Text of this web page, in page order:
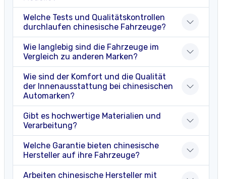
Welche Tests und Qualitätskontrollen
durchlaufen chinesische Fahrzeuge?
Wie langlebig sind die Fahrzeuge im
Vergleich zu anderen Marken?
Wie sind der Komfort und die Qualität
der Innenausstattung bei chinesischen
Automarken?
Gibt es hochwertige Materialien und
Verarbeitung?
Welche Garantie bieten chinesische
Hersteller auf ihre Fahrzeuge?
Arbeiten chinesische Hersteller mit